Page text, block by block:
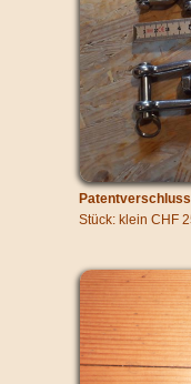
Patentverschluss
Stück: klein CHF